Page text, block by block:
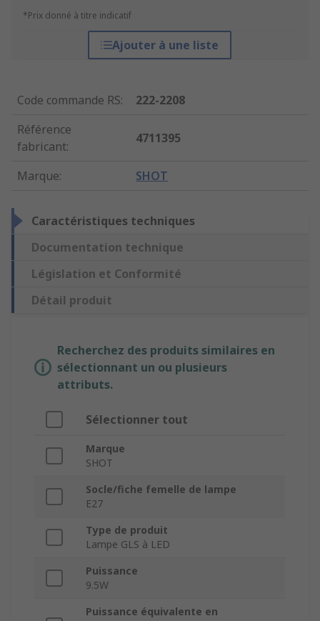
*Prix donné à titre indicatif
Ajouter à une liste
Code commande RS:
222-2208
Référence
fabricant:
4711395
Marque: SHOT
Caractéristiques techniques
Documentation technique
Législation et Conformité
Détail produit
Recherchez des produits similaires en
sélectionnant un ou plusieurs
attributs.
Sélectionner tout
Marque
SHOT
Socle/fiche femelle de lampe
E27
Type de produit
Lampe GLS à LED
Puissance
9.5W
Puissance équivalente en